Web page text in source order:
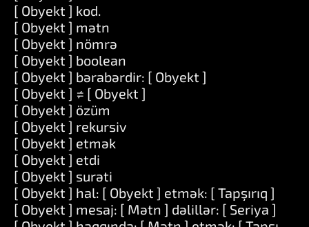
[ Obyekt ] kod.
[ Obyekt ] mətn
[ Obyekt ] nömrə
[ Obyekt ] boolean
[ Obyekt ] bərabərdir: [ Obyekt ]
[ Obyekt ] ≠ [ Obyekt ]
[ Obyekt ] özüm
[ Obyekt ] rekursiv
[ Obyekt ] etmək
[ Obyekt ] etdi
[ Obyekt ] surəti
[ Obyekt ] hal: [ Obyekt ] etmək: [ Tapşırıq ]
[ Obyekt ] mesaj: [ Mətn ] dəlillər: [ Seriya ]